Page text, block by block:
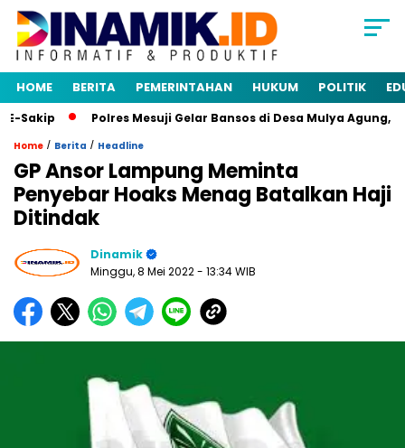
HOME BERITA PEMERINTAHAN HUKUM POLITIK
Polres Mesuji Gelar Bansos di Desa Mulya Agung,
Home / Berita / Headline
GP Ansor Lampung Meminta
Penyebar Hoaks Menag Batalkan Haji
Ditindak
Dinamik
Minggu, 8 Mei 2022- 13:34 WIB